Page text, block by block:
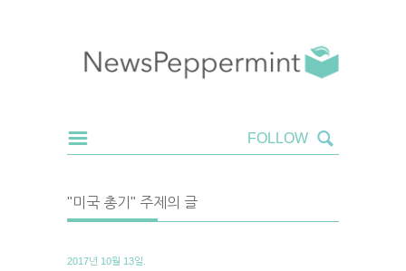
"미국 총기" 주제의 글
2017년 10월 13일.